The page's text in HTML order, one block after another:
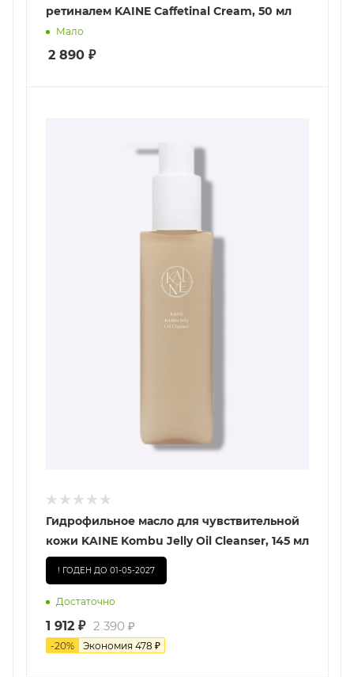
ретиналем KAINE Caffetinal Cream, 50 мл
Мало
2 890 ₽
Гидрофильное масло для чувствительной
кожи KAINE Kombu Jelly Oil Cleanser, 145 мл
! ГОДЕН ДО 01-05-2027
Достаточно
1 912 ₽ 2 390 ₽
-20% Экономия 478 ₽